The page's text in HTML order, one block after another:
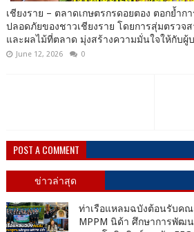
เชียงราย – ตลาดเกษตรกรดอยตอง ตอกย้ำก
ปลอดภัยของชาวเชียงราย โดยการสุ่มตรวจ
และผลไม้ที่ตลาด มุ่งสร้างความมั่นใจให้กับผู้
June 12, 2026 0
POST A COMMENT
ข่าวล่าสุด
ท่าเรือแหลมฉบังต้อนรับค
MPPM นิด้า ศึกษาการพัฒ